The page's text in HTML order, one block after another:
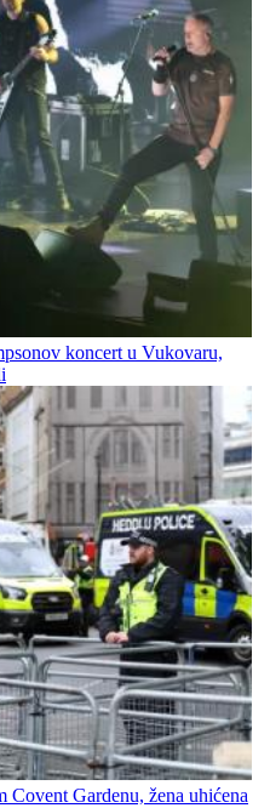
koncert u Vukovaru,
Covent Gardenu, žena uhićena